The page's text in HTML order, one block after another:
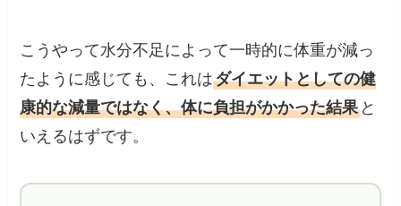
こうやって水分不足によって一時的に体重が減っ
たように感じても、これはダイエットとしての健
康的な減量ではなく、体に負担がかかった結果 と
いえるはずです。